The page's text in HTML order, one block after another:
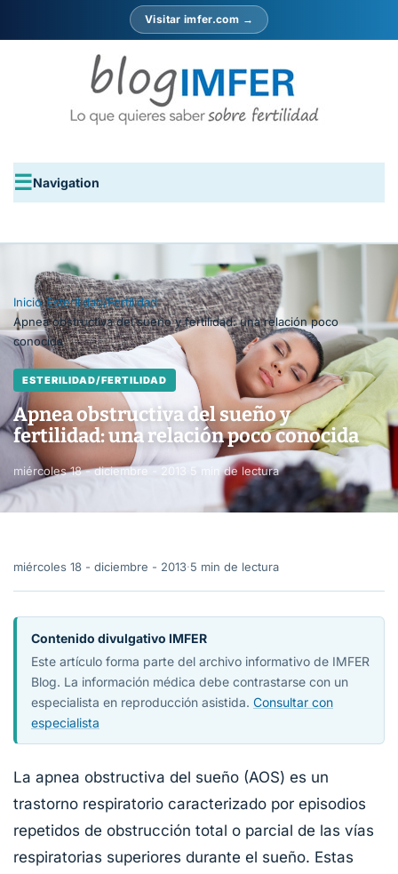
Visitar imfer.com →
Navigation
Inicio›Esterilidad/Fertilidad›
Apnea obstructiva del sueño y fertilidad: una relación poco
conocida
ESTERILIDAD/FERTILIDAD
Apnea obstructiva del sueño y
fertilidad: una relación poco conocida
miércoles 18 - diciembre - 2013 5 min de lectura
miércoles 18 - diciembre - 2013·5 min de lectura
Contenido divulgativo IMFER
Este artículo forma parte del archivo informativo de IMFER
Blog. La información médica debe contrastarse con un
especialista en reproducción asistida. Consultar con
especialista
La apnea obstructiva del sueño (AOS) es un
trastorno respiratorio caracterizado por episodios
repetidos de obstrucción total o parcial de las vías
respiratorias superiores durante el sueño. Estas